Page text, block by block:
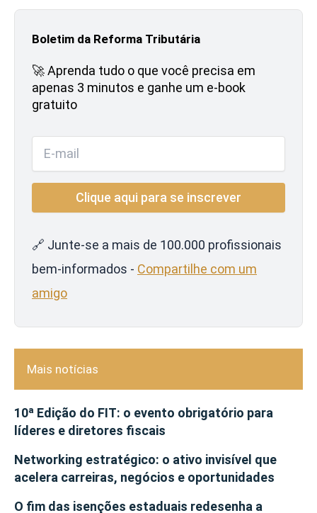
Boletim da Reforma Tributária
🚀 Aprenda tudo o que você precisa em
apenas 3 minutos e ganhe um e-book
gratuito
🔗 Junte-se a mais de 100.000 profissionais
bem-informados - Compartilhe com um
amigo
Mais notícias
10ª Edição do FIT: o evento obrigatório para
líderes e diretores fiscais
Networking estratégico: o ativo invisível que
acelera carreiras, negócios e oportunidades
O fim das isenções estaduais redesenha a